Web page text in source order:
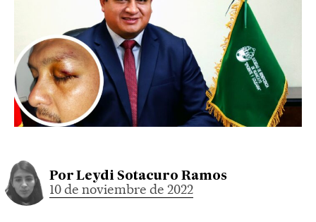
Por Leydi Sotacuro Ramos
10 de noviembre de 2022